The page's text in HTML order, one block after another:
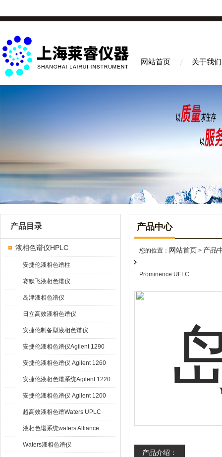
网站首页 关于我们
产品目录
液相色谱仪HPLC
安捷伦液相色谱柱
赛默飞液相色谱仪
岛津液相色谱仪
日立高效液相色谱仪
安捷伦制备型液相色谱仪
安捷伦液相色谱仪Agilent 1290
Infinity
安捷伦液相色谱仪 Agilent 1260
Infinity
安捷伦液相色谱系统Agilent 1220
Infinity
安捷伦液相色谱仪 Agilent 1200
超高效液相色谱Waters UPLC
液相色谱系统waters Alliance
HPLC
Waters液相色谱仪
产品中心
您的位置： 网站首页 > 产品
Prominence UFLC
产品介绍：